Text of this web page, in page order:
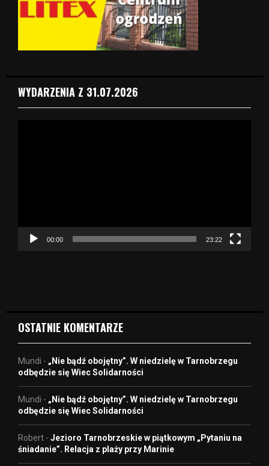
WYDARZENIA Z 31.07.2026
c
00:00 23:22
OSTATNIE KOMENTARZE
Mundi - „Nie bądź obojętny”. W niedzielę w Tarnobrzegu
odbędzie się Wiec Solidarności
Mundi - „Nie bądź obojętny”. W niedzielę w Tarnobrzegu
odbędzie się Wiec Solidarności
Robert - Jezioro Tarnobrzeskie w piątkowym „Pytaniu na
śniadanie”. Relacja z plaży przy Marinie